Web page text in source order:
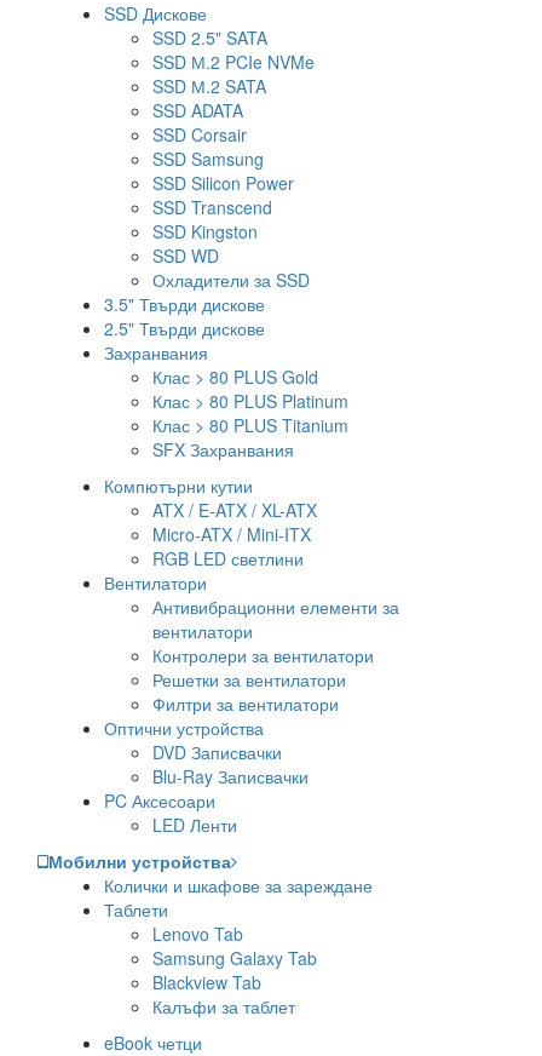
SSD Дискове
SSD 2.5" SATA
SSD М.2 PCIe NVMe
SSD М.2 SATA
SSD ADATA
SSD Corsair
SSD Samsung
SSD Silicon Power
SSD Transcend
SSD Kingston
SSD WD
Охладители за SSD
3.5" Твърди дискове
2.5" Твърди дискове
Захранвания
Клас > 80 PLUS Gold
Клас > 80 PLUS Platinum
Клас > 80 PLUS Titanium
SFX Захранвания
Компютърни кутии
ATX / E-ATX / XL-ATX
Micro-ATX / Mini-ITX
RGB LED светлини
Вентилатори
Антивибрационни елементи за
вентилатори
Контролери за вентилатори
Решетки за вентилатори
Филтри за вентилатори
Оптични устройства
DVD Записвачки
Blu-Ray Записвачки
PC Аксесоари
LED Ленти
Мобилни устройства
Колички и шкафове за зареждане
Таблети
Lenovo Tab
Samsung Galaxy Tab
Blackview Tab
Калъфи за таблет
eBook четци